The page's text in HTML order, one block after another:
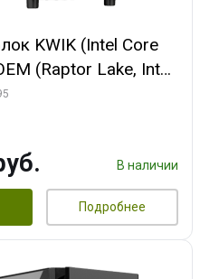
KWIK (Intel Core
(Raptor Lake, Intel
32 ГБ ОЗУ (2
SSD)
В наличии
Подробнее